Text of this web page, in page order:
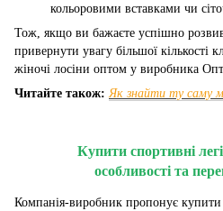
кольоровими вставками чи
Тож, якщо ви бажаєте успішно
привернути увагу більшої кількості
жіночі лосіни оптом у виробника
Читайте також: Як знайти ту саму
Купити спортивні
особливості та
Компанія-виробник пропонує купити